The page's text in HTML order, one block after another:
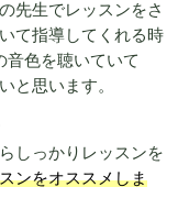
先生でレッスンをさ
て指導してくれる時
音色を聴いていて
と思います。
しっかりレッスンを
ンをオススメしま